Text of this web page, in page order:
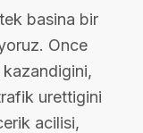
basina bir
Once
urettigini
acilisi,